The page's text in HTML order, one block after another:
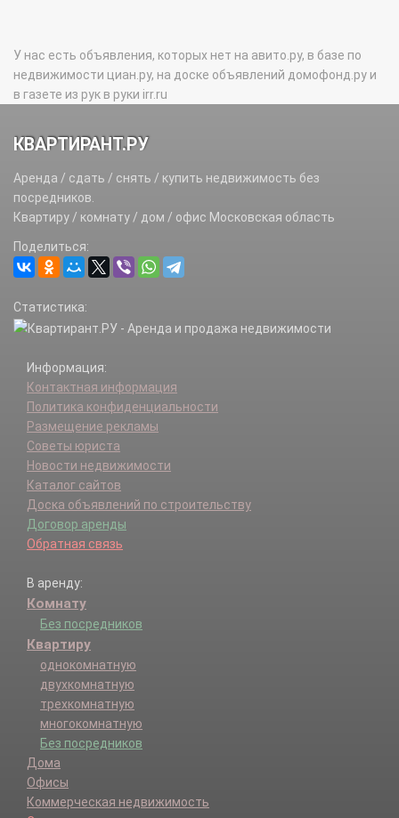
У нас есть объявления, которых нет на авито.ру, в базе по
недвижимости циан.ру, на доске объявлений домофонд.ру и
в газете из рук в руки irr.ru
КВАРТИРАНТ.РУ
Аренда / сдать / снять / купить недвижимость без
посредников.
Квартиру / комнату / дом / офис Московская область
Поделиться:
Статистика:
Информация:
Контактная информация
Политика конфиденциальности
Размещение рекламы
Советы юриста
Новости недвижимости
Каталог сайтов
Доска объявлений по строительству
Договор аренды
Обратная связь
В аренду:
Комнату
Без посредников
Квартиру
однокомнатную
двухкомнатную
трехкомнатную
многокомнатную
Без посредников
Дома
Офисы
Коммерческая недвижимость